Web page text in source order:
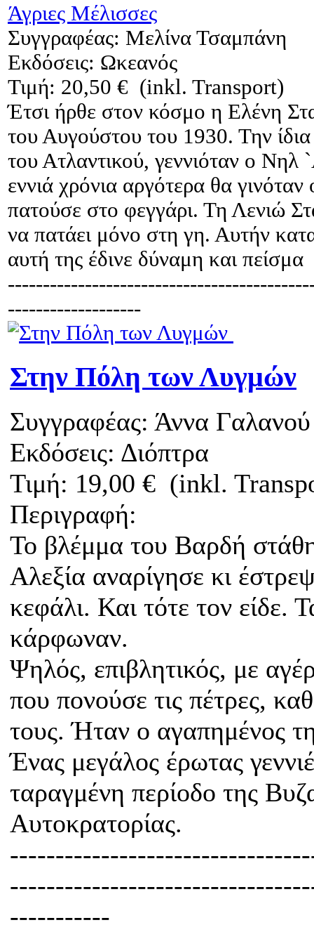
Άγριες Μέλισσες
Συγγραφέας: Μελίνα Τσαμπάνη
Εκδόσεις: Ωκεανός
Τιμή: 20,50 € (inkl. Transport)
Έτσι ήρθε στον κόσμο η Ελένη
του Αυγούστου του 1930. Την
του Ατλαντικού, γεννιόταν ο Νηλ
εννιά χρόνια αργότερα θα
πατούσε στο φεγγάρι. Τη Λενιώ
να πατάει μόνο στη γη. Αυτήν
αυτή της έδινε δύναμη και πείσμα
-------------------
Στην Πόλη των Λυγμών
Συγγραφέας: Άννα Γαλανού
Εκδόσεις: Διόπτρα
Τιμή: 19,00 € (inkl.
Περιγραφή:
Το βλέμμα του Βαρδή
Αλεξία αναρίγησε κι
κεφάλι. Και τότε τον είδε.
κάρφωναν.
Ψηλός, επιβλητικός, με
που πονούσε τις πέτρες,
τους. Ήταν ο αγαπημένος
Ένας μεγάλος έρωτας
ταραγμένη περίοδο της
Αυτοκρατορίας.
-----------